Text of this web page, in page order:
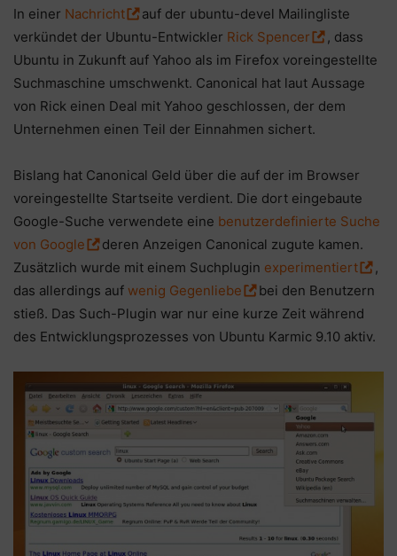
In einer Nachricht
auf der ubuntu-devel Mailingliste
verkündet der Ubuntu-Entwickler Rick Spencer
, dass
Ubuntu in Zukunft auf Yahoo als im Firefox voreingestellte
Suchmaschine umschwenkt. Canonical hat laut Aussage
von Rick einen Deal mit Yahoo geschlossen, der dem
Unternehmen einen Teil der Einnahmen sichert.
Bislang hat Canonical Geld über die auf der im Browser
voreingestellte Startseite verdient. Die dort eingebaute
Google-Suche verwendete eine benutzerdefinierte Suche
von Google
deren Anzeigen Canonical zugute kamen.
Zusätzlich wurde mit einem Suchplugin experimentiert
,
das allerdings auf wenig Gegenliebe
bei den Benutzern
stieß. Das Such-Plugin war nur eine kurze Zeit während
des Entwicklungsprozesses von Ubuntu Karmic 9.10 aktiv.